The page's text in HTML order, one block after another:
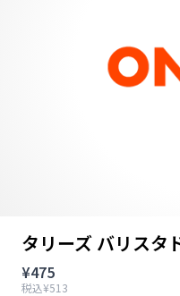
タリーズ バリスタ
¥475
税込¥513